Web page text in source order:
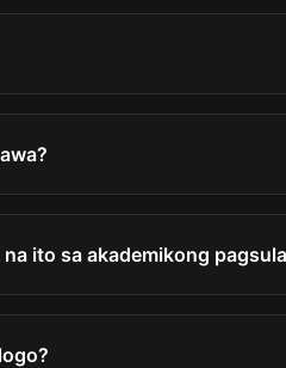
ito sa akademikong